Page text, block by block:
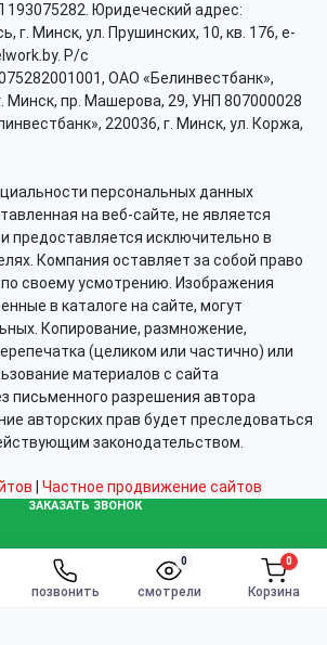
смотрели
0
позвонить Корзина
0
Заказать
193075282. Юридеческий адрес:
г. Минск, ул. Прушинских, 10, кв. 176, e-
Р/с
ОАО «Белинвестбанк»,
Минск, пр. Машерова, 29, УНП 807000028
220036, г. Минск, ул. Коржа,
персональных данных
на веб-сайте, не является
предоставляется исключительно в
Компания оставляет за собой право
своему усмотрению. Изображения
в каталоге на сайте, могут
Копирование, размножение,
(целиком или частично) или
материалов с сайта
письменного разрешения автора
авторских прав будет преследоваться
законодательством.
Частное продвижение сайтов
ЗАКАЗАТЬ ЗВОНОК